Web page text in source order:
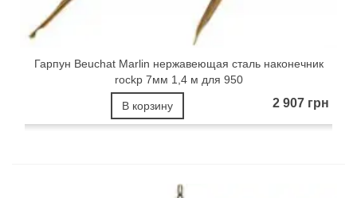
Гарпун Beuchat Marlin нержавеющая сталь наконечник
rockp 7мм 1,4 м для 950
2 907 грн
В корзину